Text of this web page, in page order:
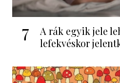
7
A rák egyik jele
lefekvéskor